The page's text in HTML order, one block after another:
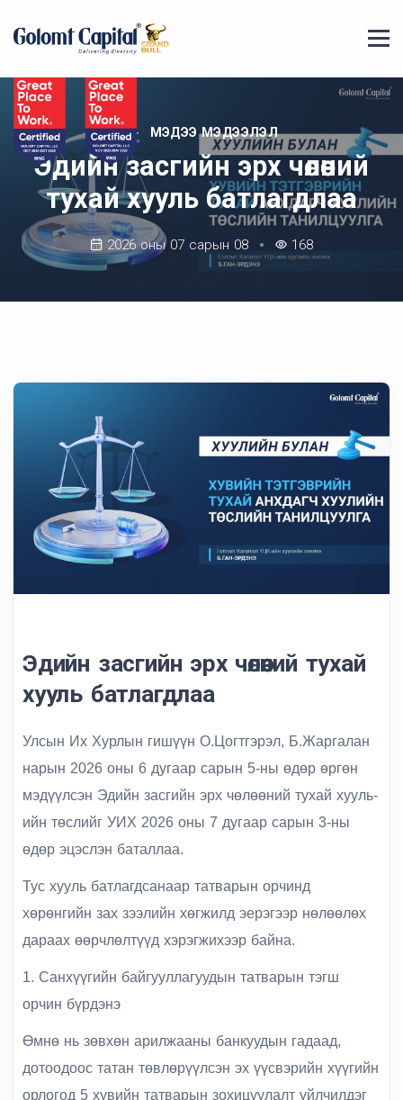
МЭДЭЭ МЭДЭЭЛЭЛ
Эдийн засгийн эрх чөлөөний
тухай хууль батлагдлаа
2026 оны 07 сарын 08 168
Эдийн засгийн эрх чөлөөний тухай
хууль батлагдлаа
Улсын Их Хурлын гишүүн О.Цогтгэрэл, Б.Жаргалан
нарын 2026 оны 6 дугаар сарын 5-ны өдөр өргөн
мэдүүлсэн Эдийн засгийн эрх чөлөөний тухай хууль-
ийн төслийг УИХ 2026 оны 7 дугаар сарын 3-ны
өдөр эцэслэн баталлаа.
Тус хууль батлагдсанаар татварын орчинд
хөрөнгийн зах зээлийн хөгжилд эерэгээр нөлөөлөх
дараах өөрчлөлтүүд хэрэгжихээр байна.
1. Санхүүгийн байгууллагуудын татварын тэгш
орчин бүрдэнэ
Өмнө нь зөвхөн арилжааны банкуудын гадаад,
дотоодоос татан төвлөрүүлсэн эх үүсвэрийн хүүгийн
орлогод 5 хувийн татварын зохицуулалт үйлчилдэг